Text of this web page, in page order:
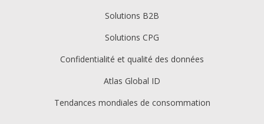
Solutions B2B
Solutions CPG
Confidentialité et qualité des données
Atlas Global ID
Tendances mondiales de consommation